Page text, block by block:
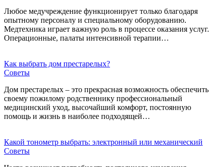
Любое медучреждение функционирует только благодаря
опытному персоналу и специальному оборудованию.
Медтехника играет важную роль в процессе оказания услуг.
Операционные, палаты интенсивной терапии…
Как выбрать дом престарелых?
Советы
Дом престарелых – это прекрасная возможность обеспечить
своему пожилому родственнику профессиональный
медицинский уход, высочайший комфорт, постоянную
помощь и жизнь в наиболее подходящей…
Какой тонометр выбрать: электронный или механический
Советы